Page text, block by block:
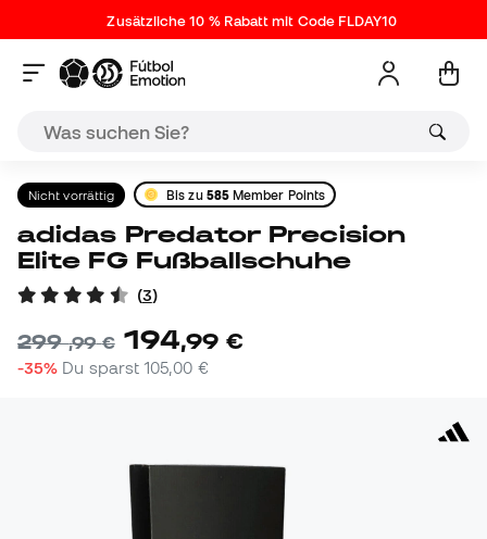
Zusätzliche 10 % Rabatt mit Code FLDAY10
Nicht vorrättig Bis zu 585Member Points
adidas Predator Precision
Elite FG Fußballschuhe
(3)
299,99 € 194,99 €
-35% Du sparst105,00 €